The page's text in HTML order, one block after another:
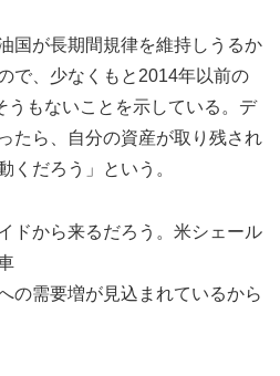
国が長期間規律を維持しうるか
で、少なくもと2014年以前の
うもないことを示している。デ
たら、自分の資産が取り残され
くだろう」という。
ドから来るだろう。米シェール
の需要増が見込まれているから